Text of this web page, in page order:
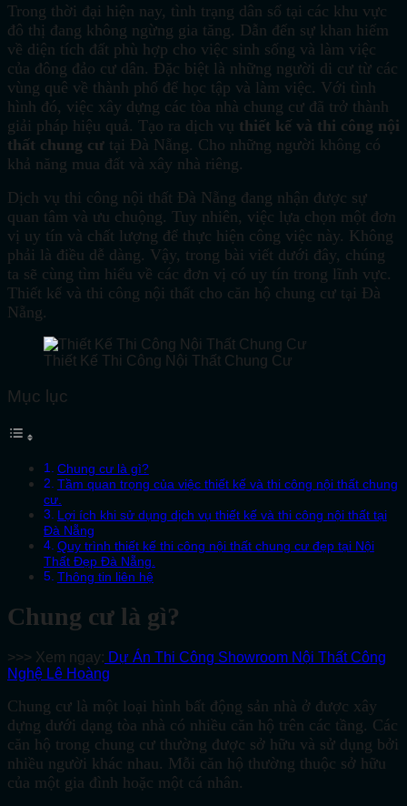
Trong thời đại hiện nay, tình trạng dân số tại các khu vực
đô thị đang không ngừng gia tăng. Dẫn đến sự khan hiếm
về diện tích đất phù hợp cho việc sinh sống và làm việc
của đông đảo cư dân. Đặc biệt là những người di cư từ các
vùng quê về thành phố để học tập và làm việc. Với tình
hình đó, việc xây dựng các tòa nhà chung cư đã trở thành
giải pháp hiệu quả. Tạo ra dịch vụ thiết kế và thi công nội
thất chung cư tại Đà Nẵng. Cho những người không có
khả năng mua đất và xây nhà riêng.
Dịch vụ thi công nội thất Đà Nẵng đang nhận được sự
quan tâm và ưu chuộng. Tuy nhiên, việc lựa chọn một đơn
vị uy tín và chất lượng để thực hiện công việc này. Không
phải là điều dễ dàng. Vậy, trong bài viết dưới đây, chúng
ta sẽ cùng tìm hiểu về các đơn vị có uy tín trong lĩnh vực.
Thiết kế và thi công nội thất cho căn hộ chung cư tại Đà
Nẵng.
Thiết Kế Thi Công Nội Thất Chung Cư
Mục lục
Chung cư là gì?
Tầm quan trọng của việc thiết kế và thi công nội thất chung
cư.
Lợi ích khi sử dụng dịch vụ thiết kế và thi công nội thất tại
Đà Nẵng
Quy trình thiết kế thi công nội thất chung cư đẹp tại Nội
Thất Đẹp Đà Nẵng.
Thông tin liên hệ
Chung cư là gì?
>>> Xem ngay: Dự Án Thi Công Showroom Nội Thất Công
Nghệ Lê Hoàng
Chung cư là một loại hình bất động sản nhà ở được xây
dựng dưới dạng tòa nhà có nhiều căn hộ trên các tầng. Các
căn hộ trong chung cư thường được sở hữu và sử dụng bởi
nhiều người khác nhau. Mỗi căn hộ thường thuộc sở hữu
của một gia đình hoặc một cá nhân.